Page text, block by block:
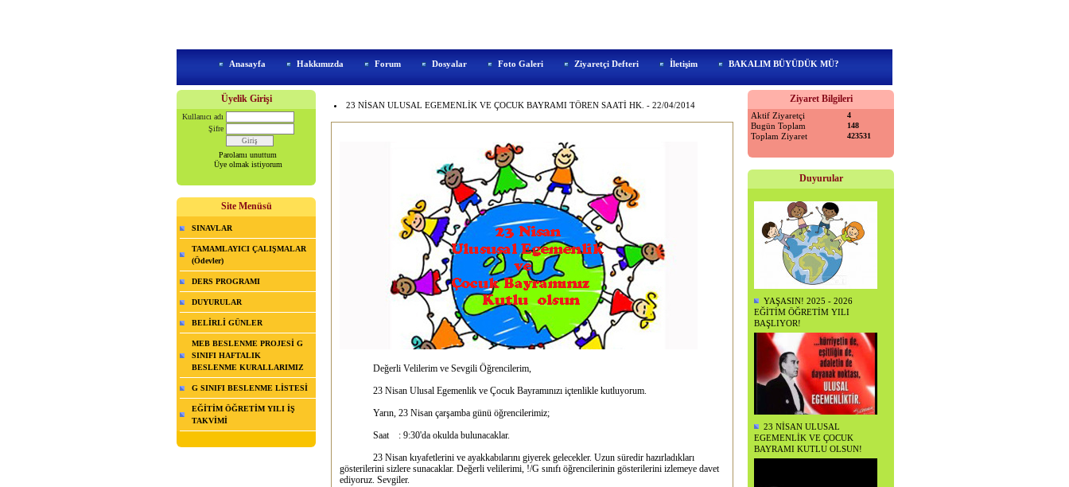
Anasayfa Hakkımızda Forum Dosyalar Foto Galeri Ziyaretçi Defteri İletişim BAKALIM BÜYÜDÜK MÜ?
Üyelik Girişi
Kullanıcı adı
Şifre
Parolamı unuttum
Üye olmak istiyorum
Site Menüsü
SINAVLAR
TAMAMLAYICI ÇALIŞMALAR
(Ödevler)
DERS PROGRAMI
DUYURULAR
BELİRLİ GÜNLER
MEB BESLENME PROJESİ G
SINIFI HAFTALIK
BESLENME KURALLARIMIZ
G SINIFI BESLENME LİSTESİ
EĞİTİM ÖĞRETİM YILI İŞ
TAKVİMİ
23 NİSAN ULUSAL EGEMENLİK VE ÇOCUK BAYRAMI TÖREN SAATİ HK. - 22/04/2014
Değerli Velilerim ve Sevgili Öğrencilerim,
23 Nisan Ulusal Egemenlik ve Çocuk Bayramınızı içtenlikle kutluyorum.
Yarın, 23 Nisan çarşamba günü öğrencilerimiz;
Saat : 9:30'da okulda bulunacaklar.
23 Nisan kıyafetlerini ve ayakkabılarını giyerek gelecekler. Uzun süredir hazırladıkları
gösterilerini sizlere sunacaklar. Değerli velilerimi, !/G sınıfı öğrencilerinin gösterilerini izlemeye davet
ediyoruz. Sevgiler.
Ziyaret Bilgileri
Aktif Ziyaretçi 4
Bugün Toplam 148
Toplam Ziyaret 423531
Duyurular
YAŞASIN! 2025 - 2026
EĞİTİM ÖĞRETİM YILI
BAŞLIYOR!
23 NİSAN ULUSAL
EGEMENLİK VE ÇOCUK
BAYRAMI KUTLU OLSUN!